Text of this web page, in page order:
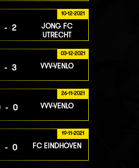
10-12-2021
2
JONG FC
UTRECHT
03-12-2021
3 VVV-VENLO
26-11-2021
0 VVV-VENLO
19-11-2021
0 FC EINDHOVEN